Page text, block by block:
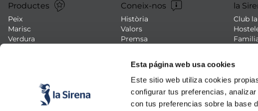
Esta página web usa cookies
Este sitio web utiliza cookies
configurar tus preferencias,
con tus preferencias sobre la base
Productes
Peix
Marisc
Verdura
Coneix-nos
Història
Valors
Premsa
Esdeveniments
FAQs (preguntes freqüents)
la
Club